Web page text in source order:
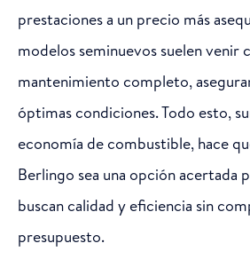
prestaciones a un precio más
modelos seminuevos suelen venir
mantenimiento completo,
óptimas condiciones. Todo esto,
economía de combustible, hace
Berlingo sea una opción acertada
buscan calidad y eficiencia sin
presupuesto.